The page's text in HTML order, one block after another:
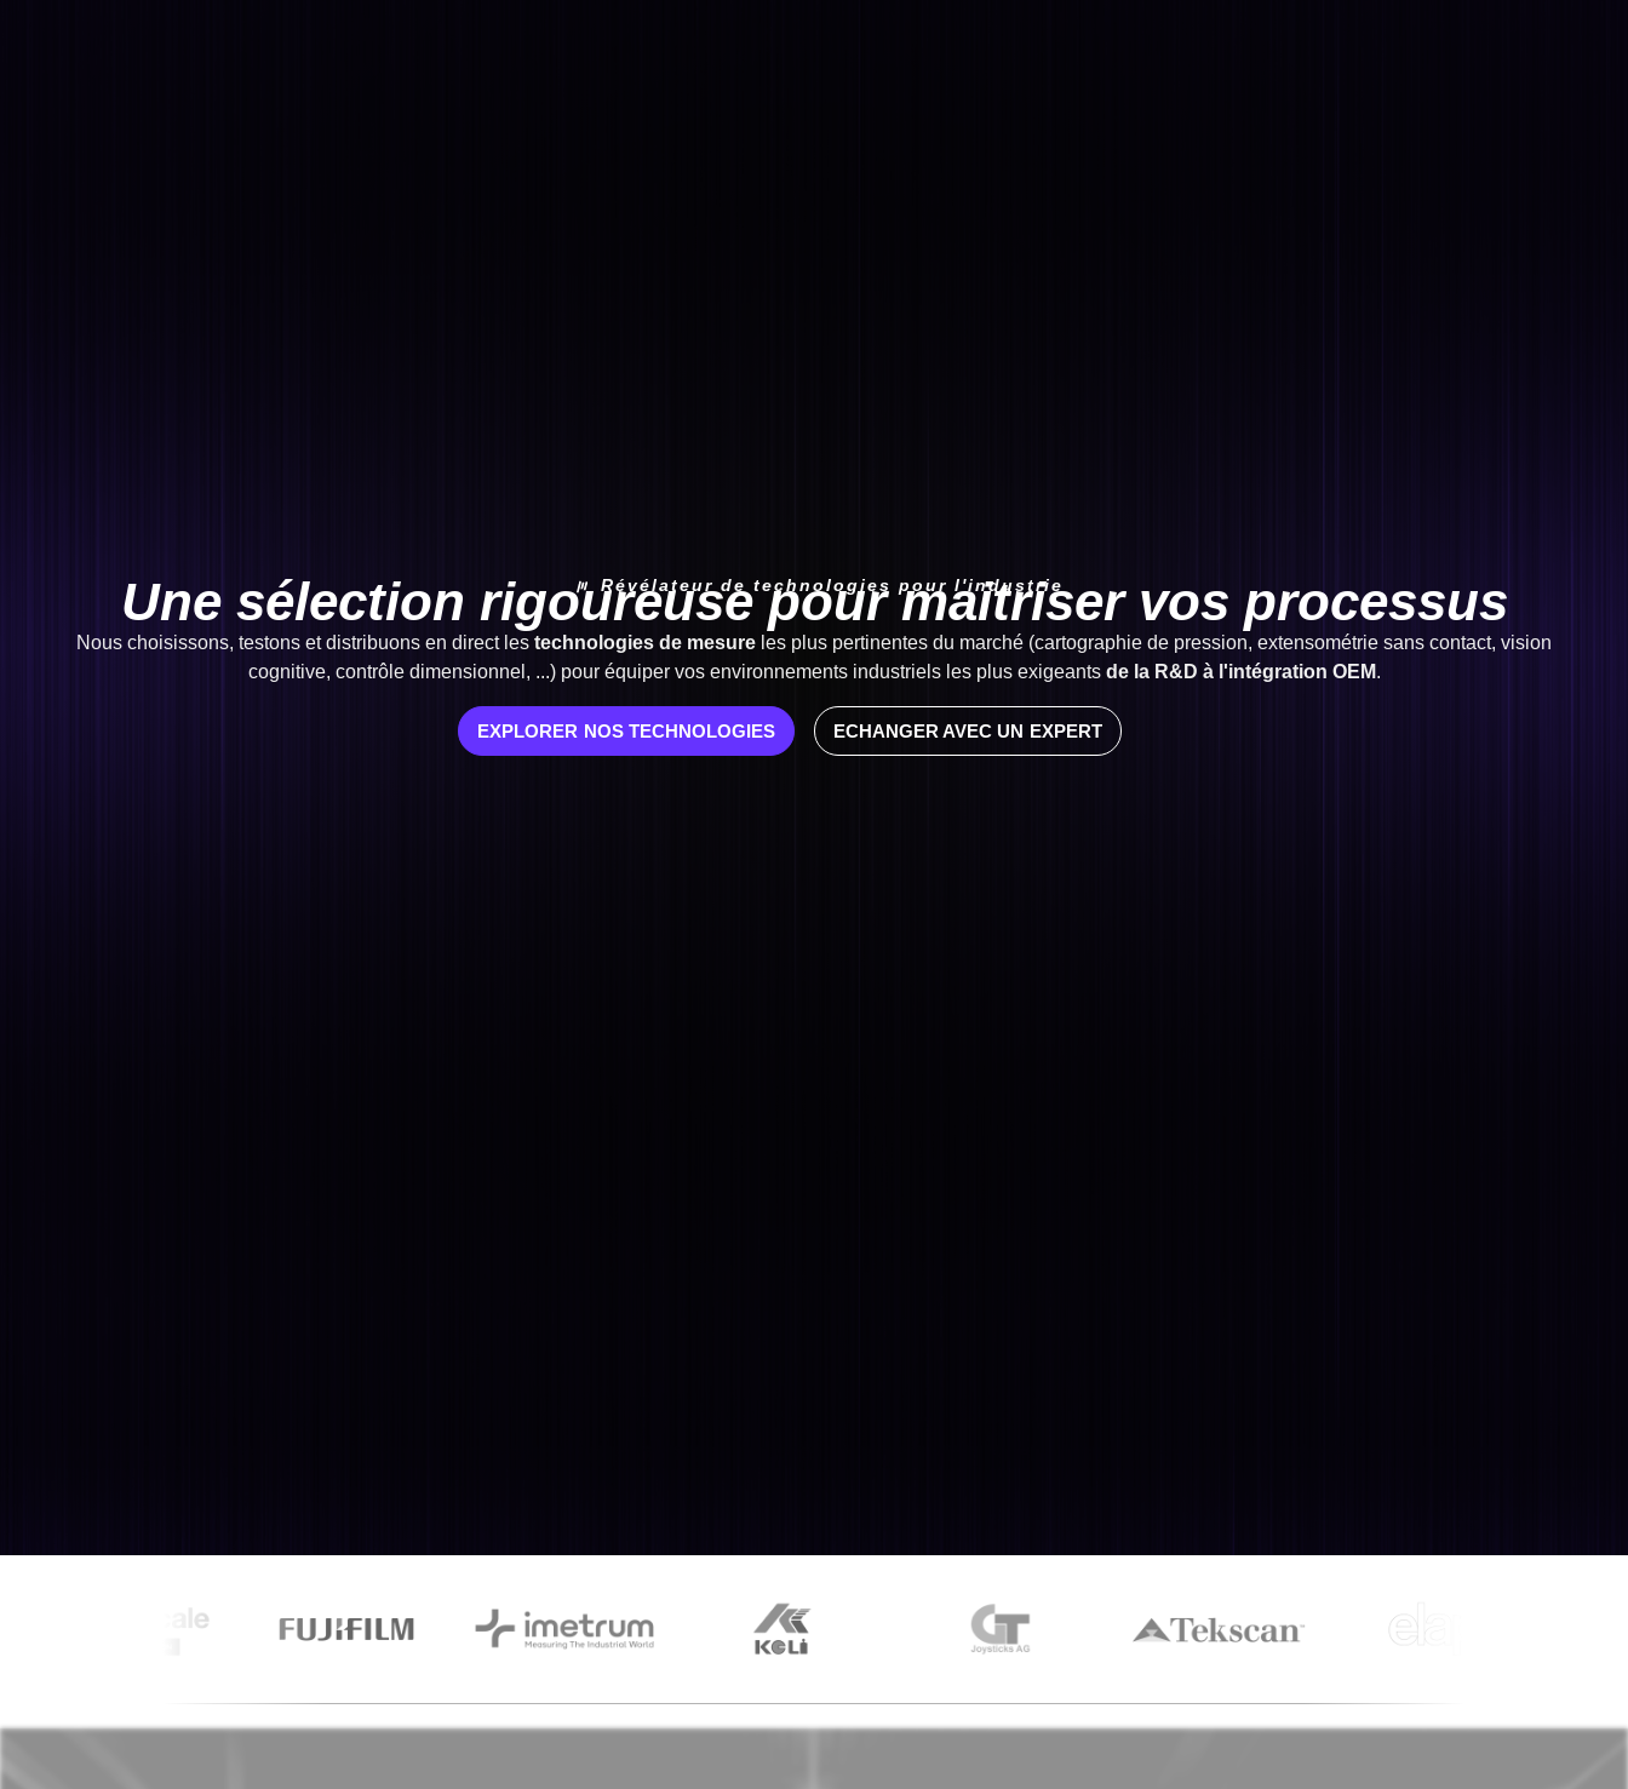
Révélateur de technologies pour l'industrie
Une sélection rigoureuse pour maitriser vos processus
Nous choisissons, testons et distribuons en direct les technologies de mesure les plus pertinentes du marché (cartographie de pression, extensométrie sans contact, vision
cognitive, contrôle dimensionnel, ...) pour équiper vos environnements industriels les plus exigeants de la R&D à l'intégration OEM.
EXPLORER NOS TECHNOLOGIES ECHANGER AVEC UN EXPERT